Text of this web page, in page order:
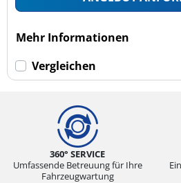
Keine Run-flat (1)
mehr Optionen
Mehr Informationen
Vergleichen
360° SERVICE
Umfassende Betreuung für Ihre
Fahrzeugwartung